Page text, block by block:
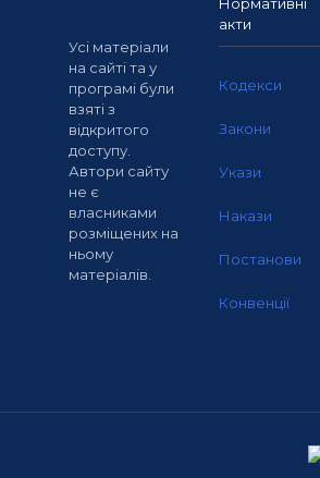
Усі матеріали
на сайті та у
програмі були
взяті з
відкритого
доступу.
Автори сайту
не є
власниками
розміщених на
ньому
матеріалів.
акти
Кодекси
Закони
Укази
Накази
Постанови
Конвенції